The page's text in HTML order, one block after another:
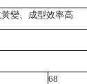
變、成型效率高
68